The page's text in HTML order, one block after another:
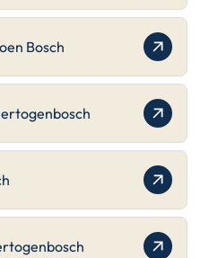
Bosch